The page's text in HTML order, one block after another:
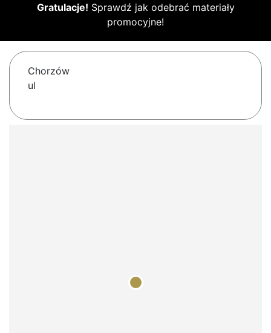
Gratulacje! Sprawdź jak odebrać materiały
promocyjne!
Chorzów
ul